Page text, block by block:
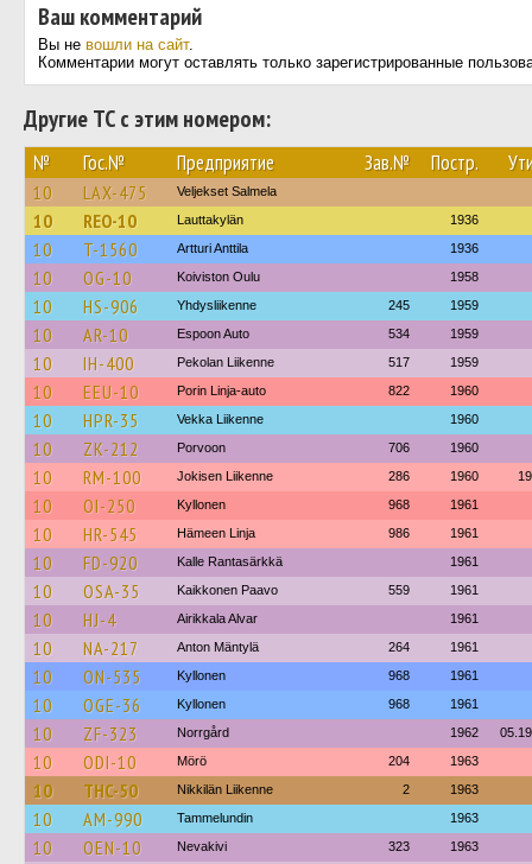
Ваш комментарий
Вы не вошли на сайт.
Комментарии могут оставлять только зарегистрированные
Другие ТС с этим номером:
№ Гос.№ Предприятие Зав.№ Постр.
10 LAX-475 Veljekset Salmela
10 REO-10 Lauttakylän 1936
10 T-1560 Artturi Anttila 1936
10 OG-10 Koiviston Oulu 1958
10 HS-906 Yhdysliikenne 245 1959
10 AR-10 Espoon Auto 534 1959
10 IH-400 Pekolan Liikenne 517 1959
10 EEU-10 Porin Linja-auto 822 1960
10 HPR-35 Vekka Liikenne 1960
10 ZK-212 Porvoon 706 1960
10 RM-100 Jokisen Liikenne 286 1960
10 OI-250 Kyllonen 968 1961
10 HR-545 Hämeen Linja 986 1961
10 FD-920 Kalle Rantasärkkä 1961
10 OSA-35 Kaikkonen Paavo 559 1961
10 HJ-4 Airikkala Alvar 1961
10 NA-217 Anton Mäntylä 264 1961
10 ON-535 Kyllonen 968 1961
10 OGE-36 Kyllonen 968 1961
10 ZF-323 Norrgård 1962
10 ODI-10 Mörö 204 1963
10 THC-50 Nikkilän Liikenne 2 1963
10 AM-990 Tammelundin 1963
10 OEN-10 Nevakivi 323 1963